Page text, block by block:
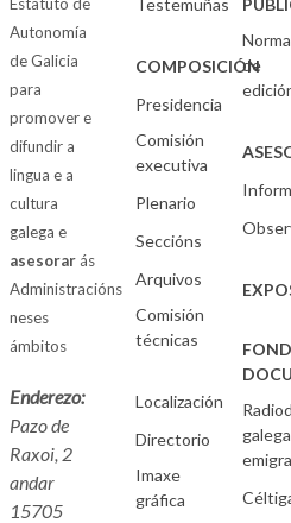
Autonomía
de Galicia
para
promover e
difundir a
lingua e a
cultura
galega e
asesorarás
Administracións
neses
ámbitos
Enderezo:
Pazo de
Raxoi, 2
andar
15705
Testemuñas
COMPOSICIÓN
Presidencia
Comisión
executiva
Plenario
Seccións
Arquivos
Comisión
técnicas
Localización
Directorio
Imaxe
gráfica
de